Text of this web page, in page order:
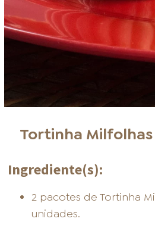
Tortinha
Ingrediente(s):
2 pacotes de Tortinha
unidades.